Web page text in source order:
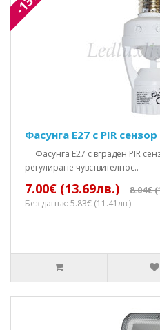
Фасунга Е27 с PIR
Фасунга E27 с вграден PIR
регулиране чувствителнос..
7.00€ (13.69лв.) 8.04€
Без данък: 5.83€ (11.41лв.)